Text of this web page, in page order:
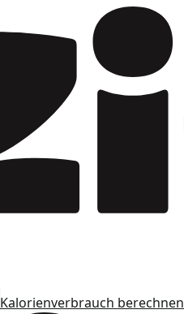
Kalorienverbrauch berechnen